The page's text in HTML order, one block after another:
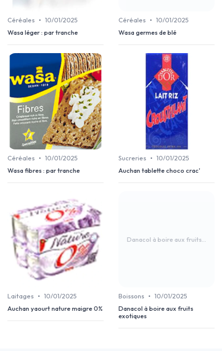
Céréales • 10/01/2025
Wasa léger : par tranche
Céréales • 10/01/2025
Wasa germes de blé
Céréales • 10/01/2025
Wasa fibres : par tranche
Sucreries • 10/01/2025
Auchan tablette choco crac'
Laitages • 10/01/2025
Auchan yaourt nature maigre 0%
Danacol à boire aux fruits...
Boissons • 10/01/2025
Danacol à boire aux fruits
exotiques